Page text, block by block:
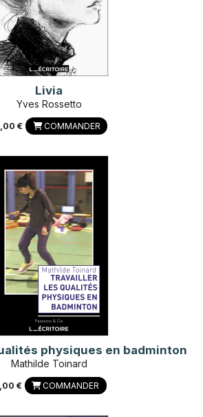
Livia
Yves Rossetto
€ COMMANDER
physiques en badminton
Mathilde Toinard
€ COMMANDER